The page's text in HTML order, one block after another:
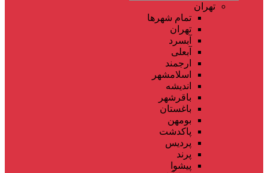
تهران
تمام شهر‌ها
تهران
آبسرد
آبعلی
ارجمند
اسلامشهر
اندیشه
باقرشهر
باغستان
بومهن
پاکدشت
پردیس
پرند
پیشوا